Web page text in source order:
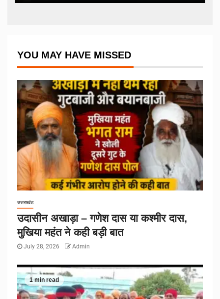
YOU MAY HAVE MISSED
उत्तराखंड
उदासीन अखाड़ा – गणेश दास या कश्मीर दास,
मुखिया महंत ने कही बड़ी बात
July 28, 2026 Admin
1 min read